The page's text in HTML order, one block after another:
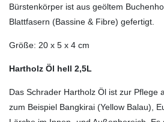
Bürstenkörper ist aus geöltem
Blattfasern (Bassine & Fibre) gefertigt.
Größe: 20 x 5 x 4 cm
Hartholz Öl hell 2,5L
Das Schrader Hartholz Öl ist zur Pflege
zum Beispiel Bangkirai (Yellow Balau),